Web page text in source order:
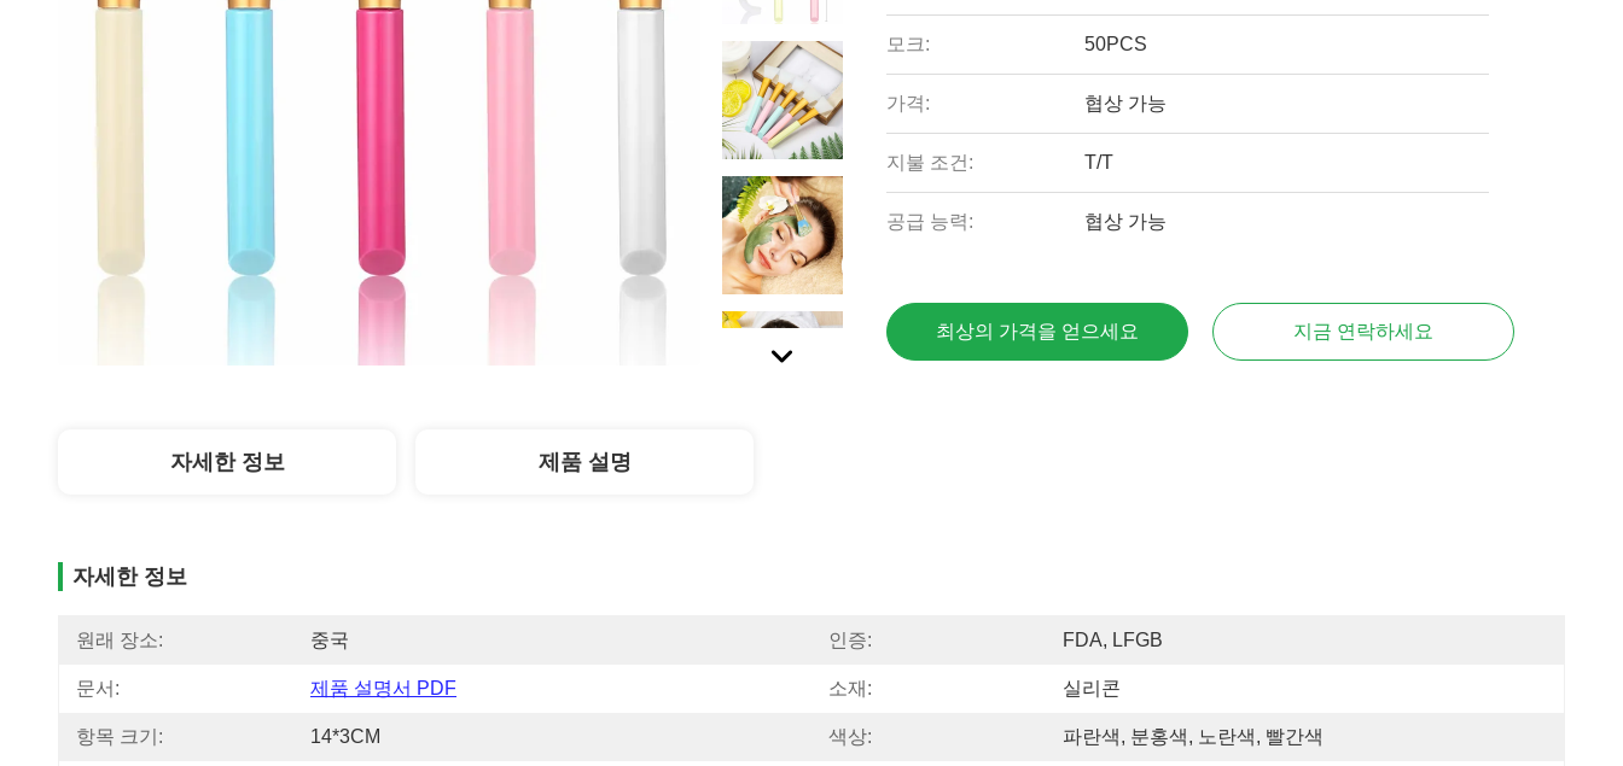
모크: 50PCS
가격: 협상 가능
지불 조건: T/T
공급 능력: 협상 가능
최상의 가격을 얻으세요 지금 연락하세요
자세한 정보 제품 설명
자세한 정보
원래 장소: 중국 인증: FDA, LFGB
문서: 제품 설명서 PDF 소재: 실리콘
항목 크기: 14*3CM 색상: 파란색, 분홍색, 노란색, 빨간색